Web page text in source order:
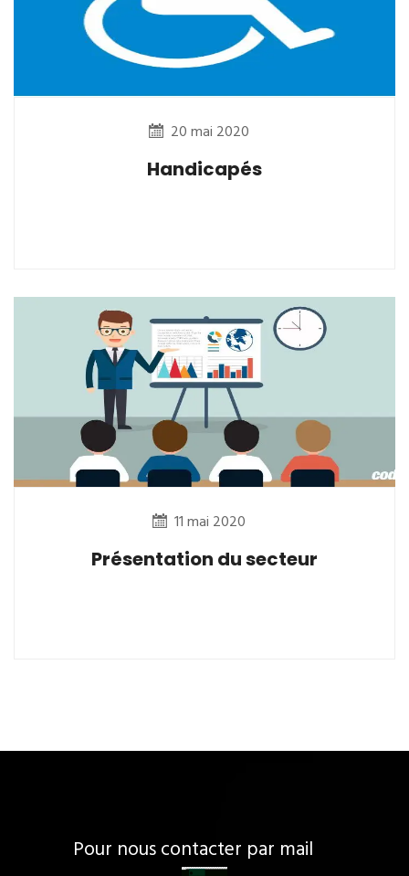
20 mai 2020
Handicapés
11 mai 2020
Présentation du secteur
Pour nous contacter par mail